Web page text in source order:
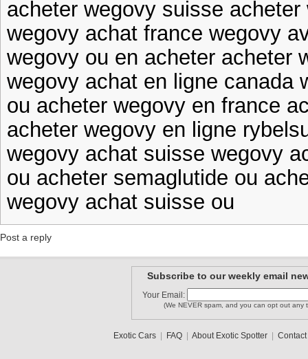
acheter wegovy suisse
wegovy achat france wegovy
wegovy ou en acheter acheter
wegovy achat en ligne canada
ou acheter wegovy en france
acheter wegovy en ligne
wegovy achat suisse wegovy
ou acheter semaglutide ou
wegovy achat suisse ou
Post a reply
Subscribe to our weekly email
Your Email:
(We NEVER spam, and you can opt out any
Exotic Cars| FAQ| About Exotic Spotter| Contact